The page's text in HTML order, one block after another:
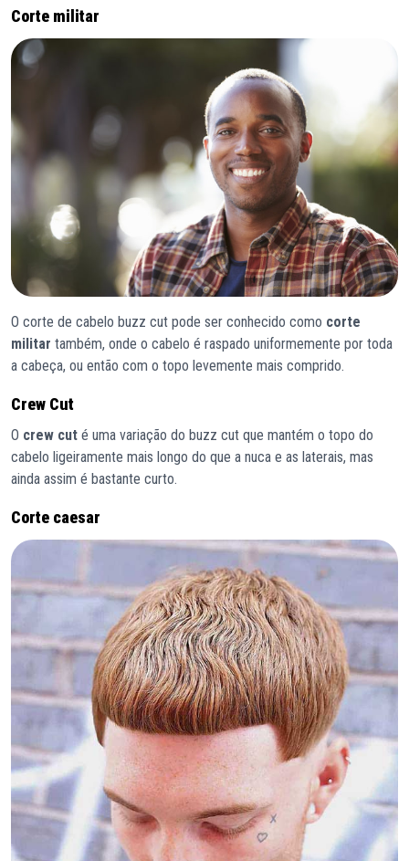
Corte militar
O corte de cabelo buzz cut pode ser conhecido como corte
militar também, onde o cabelo é raspado uniformemente por toda
a cabeça, ou então com o topo levemente mais comprido.
Crew Cut
O crew cut é uma variação do buzz cut que mantém o topo do
cabelo ligeiramente mais longo do que a nuca e as laterais, mas
ainda assim é bastante curto.
Corte caesar